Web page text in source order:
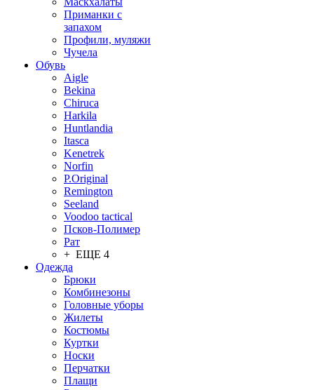
Приманки с
запахом
Профили, муляжи
Чучела
Обувь
Aigle
Bekina
Chiruсa
Harkila
Huntlandia
Itasca
Kenetrek
Norfin
P.Original
Remington
Seeland
Voodoo tactical
Псков-Полимер
Рат
+ ЕЩЕ 4
Одежда
Брюки
Комбинезоны
Головные уборы
Жилеты
Костюмы
Куртки
Носки
Перчатки
Плащи